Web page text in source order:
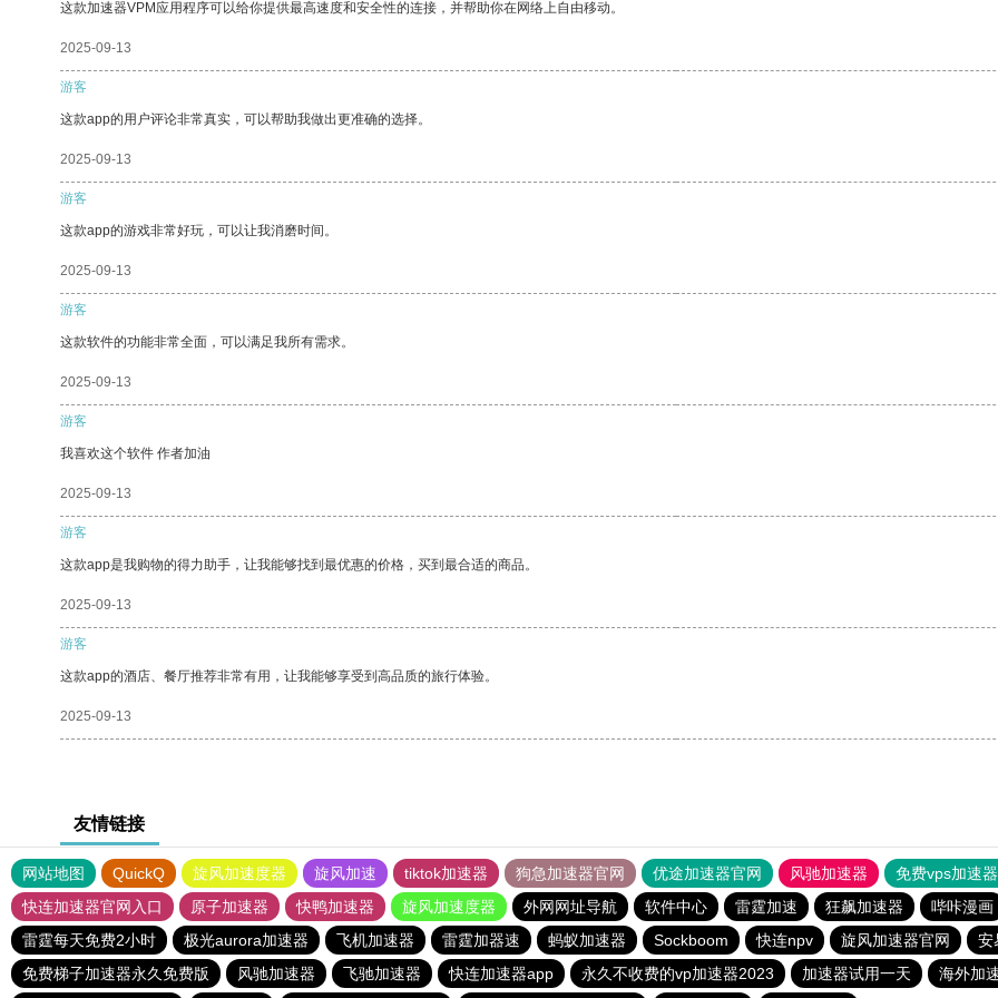
这款加速器VPM应用程序可以给你提供最高速度和安全性的连接，并帮助你在网络上自由移动。
2025-09-13
游客
这款app的用户评论非常真实，可以帮助我做出更准确的选择。
2025-09-13
游客
这款app的游戏非常好玩，可以让我消磨时间。
2025-09-13
游客
这款软件的功能非常全面，可以满足我所有需求。
2025-09-13
游客
我喜欢这个软件 作者加油
2025-09-13
游客
这款app是我购物的得力助手，让我能够找到最优惠的价格，买到最合适的商品。
2025-09-13
游客
这款app的酒店、餐厅推荐非常有用，让我能够享受到高品质的旅行体验。
2025-09-13
友情链接
网站地图 QuickQ 旋风加速度器 旋风加速 tiktok加速器 狗急加速器官网 优途加速器官网 风驰加速器
免费vps加速
快连加速器官网入口
原子加速器 快鸭加速器 旋风加速度器 外网网址导航 软件中心 雷霆加速 狂飙加速器
哔咔漫画
雷霆每天免费2小时
极光aurora加速器 飞机加速器 雷霆加器速 蚂蚁加速器 Sockboom 快连npv 旋风加速器官网
安
免费梯子加速器永久免费版
风驰加速器 飞驰加速器 快连加速器app 永久不收费的vp加速器2023 加速器试用一天
海外加